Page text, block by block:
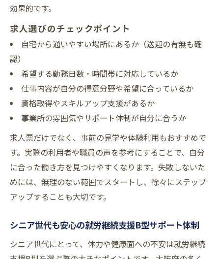
効果的です。
求人選びのチェックポイント
自宅から通いやすい場所にあるか（送迎の有無も確
認）
希望する勤務日数・時間帯に対応しているか
仕事内容が自分の得意分野や希望に合っているか
資格取得やスキルアップ支援があるか
事業所の雰囲気やサポート体制が自分に合うか
求人票だけでなく、事前の見学や体験利用もおすすめで
す。実際の利用者や職員の声を参考にすることで、自分
に合った働き方を見つけやすくなります。失敗しないた
めには、無理のない範囲でスタートし、徐々にステップ
アップすることも大切です。
シニア世代も安心の就労継続支援B型サポート体制
シニア世代にとって、体力や健康面への不安は就労継続